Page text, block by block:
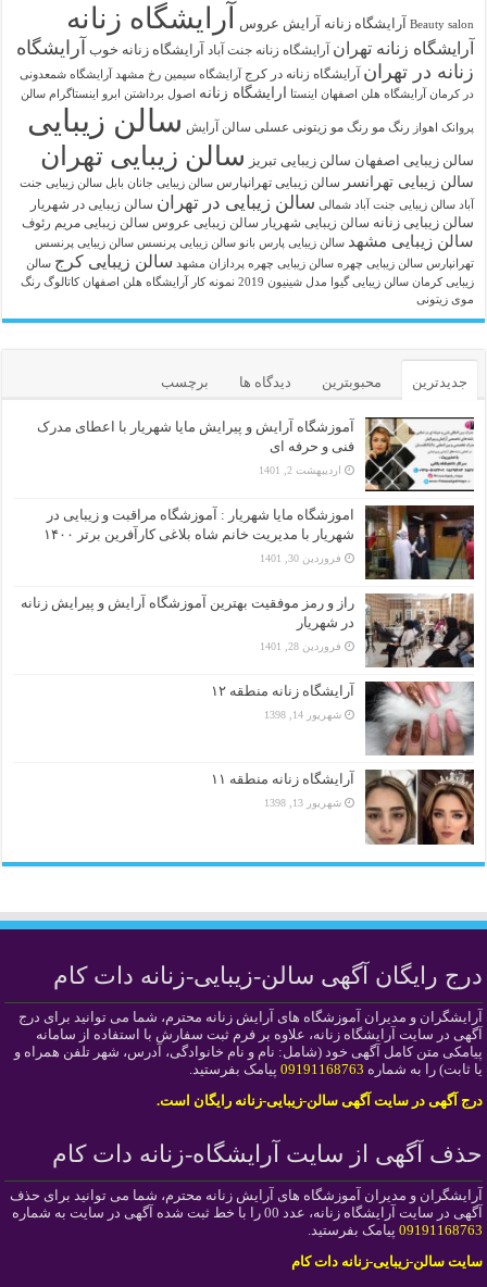
Beauty salon آرايشگاه زنانه آرایش عروس آرایشگاه زنانه
آرایشگاه زنانه تهران آرایشگاه زنانه جنت آباد آرایشگاه زنانه خوب آرایشگاه
زنانه در تهران آرایشگاه زنانه در کرج آرایشگاه سیمین رخ مشهد
آرایشگاه شمعدونی
در کرمان آرایشگاه هلن اصفهان اینستا ارایشگاه زنانه اصول برداشتن ابرو اینستاگرام سالن
پروانک اهواز رنگ مو رنگ مو زیتونی عسلی سالن آرایش سالن زیبایی
سالن زیبایی اصفهان سالن زیبایی تبریز سالن زیبایی تهران
سالن زیبایی تهرانسر سالن زیبایی تهرانپارس سالن زیبایی جانان بابل سالن زیبایی جنت
آباد سالن زیبایی جنت آباد شمالی سالن زیبایی در تهران سالن زیبایی در شهریار
سالن زیبایی زنانه سالن زیبایی شهریار سالن زیبایی عروس سالن زیبایی مریم رئوف
سالن زیبایی مشهد سالن زیبایی پارس بانو سالن زیبایی پرنسس سالن زیبایی پرنسس
تهرانپارس سالن زیبایی چهره سالن زیبایی چهره پردازان مشهد سالن زیبایی کرج سالن
زیبایی کرمان سالن زیبایی گیوا مدل شینیون 2019 نمونه کار آرایشگاه هلن اصفهان کاتالوگ رنگ
موی زیتونی
جدیدترین محبوبترین دیدگاه ها برچسب
آموزشگاه آرایش و پیرایش مایا شهریار با اعطای مدرک
فنی و حرفه ای
اردیبهشت 2, 1401
اموزشگاه مایا شهریار : آموزشگاه مراقبت و زیبایی در
شهریار با مدیریت خانم شاه بلاغی کارآفرین برتر ۱۴۰۰
فروردین 30, 1401
راز و رمز موفقیت بهترین آموزشگاه آرایش و پیرایش زنانه
در شهریار
فروردین 28, 1401
آرایشگاه زنانه منطقه ۱۲
شهریور 14, 1398
آرایشگاه زنانه منطقه ۱۱
شهریور 13, 1398
درج رایگان آگهی سالن-زیبایی-زنانه دات کام
آرایشگران و مدیران آموزشگاه های آرایش زنانه محترم، شما می توانید برای درج
آگهی در سایت آرایشگاه زنانه، علاوه بر فرم ثبت سفارش با استفاده از سامانه
پیامکی متن کامل آگهی خود (شامل: نام و نام خانوادگی، آدرس، شهر تلفن همراه و
یا ثابت) را به شماره 09191168763 پیامک بفرستید.
درج آگهی در سایت آگهی سالن-زیبایی-زنانه رایگان است.
حذف آگهی از سایت آرایشگاه-زنانه دات کام
آرایشگران و مدیران آموزشگاه های آرایش زنانه محترم، شما می توانید برای حذف
آگهی در سایت آرایشگاه زنانه، عدد 00 را با خط ثبت شده آگهی در سایت به شماره
09191168763 پیامک بفرستید.
سایت سالن-زیبایی-زنانه دات کام